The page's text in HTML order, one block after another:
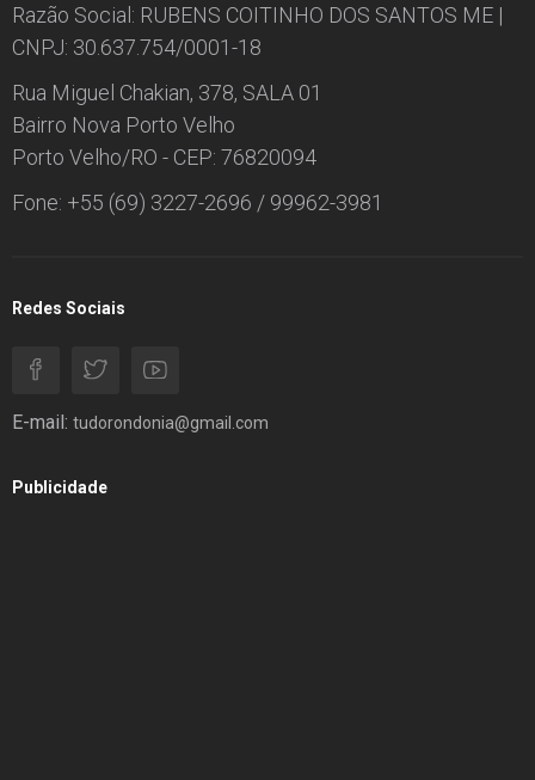
Razão Social: RUBENS COITINHO DOS SANTOS ME |
CNPJ: 30.637.754/0001-18
Rua Miguel Chakian, 378, SALA 01
Bairro Nova Porto Velho
Porto Velho/RO - CEP: 76820094
Fone: +55 (69) 3227-2696 / 99962-3981
Redes Sociais
E-mail: tudorondonia@gmail.com
Publicidade